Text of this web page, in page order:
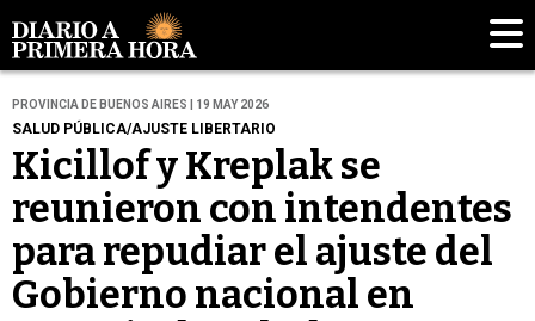
PROVINCIA DE BUENOS AIRES | 19 MAY 2026
SALUD PÚBLICA/AJUSTE LIBERTARIO
Kicillof y Kreplak se
reunieron con intendentes
para repudiar el ajuste del
Gobierno nacional en